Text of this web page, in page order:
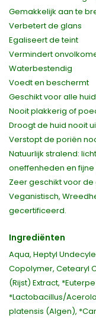
Gemakkelijk aan te
Verbetert de glans
Egaliseert de teint
Vermindert
Waterbestendig
Voedt en beschermt
Geschikt voor alle
Nooit plakkerig of
Droogt de huid nooit
Verstopt de poriën
Natuurlijk stralend:
oneffenheden en
Zeer geschikt voor
Veganistisch,
gecertificeerd.
Ingrediënten
Aqua, Heptyl
Copolymer, Cetearyl
(Rijst) Extract,
*Lactobacillus/
platensis (Algen),